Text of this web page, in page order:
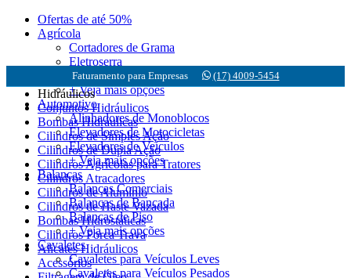
Ofertas de até 50%
Agrícola
Cortadores de Grama
Eletroserra
Motobombas
+ Veja mais opções
Automotivo
Alinhadores de Monoblocos
Elevadores de Motocicletas
Elevadores de Veículos
+ Veja mais opções
Balanças
Balanças Comerciais
Balanças de Bancada
Balanças de Piso
+ Veja mais opções
Cavaletes
Cavaletes para Veículos Leves
Cavaletes para Veículos Pesados
Faturamento para Empresas (17) 4009-5454
Hidráulicos
Conjuntos Hidráulicos
Bombas Hidráulicas
Cilindros de Simples Ação
Cilindros de Dupla Ação
Cilindros Agrícolas para Tratores
Cilindros Atracadores
Cilindros de Alumínio
Cilindros de Haste Vazada
Bombas Hidrostáticas
Cilindros Porca Trava
Alicates Hidráulicos
Acessórios